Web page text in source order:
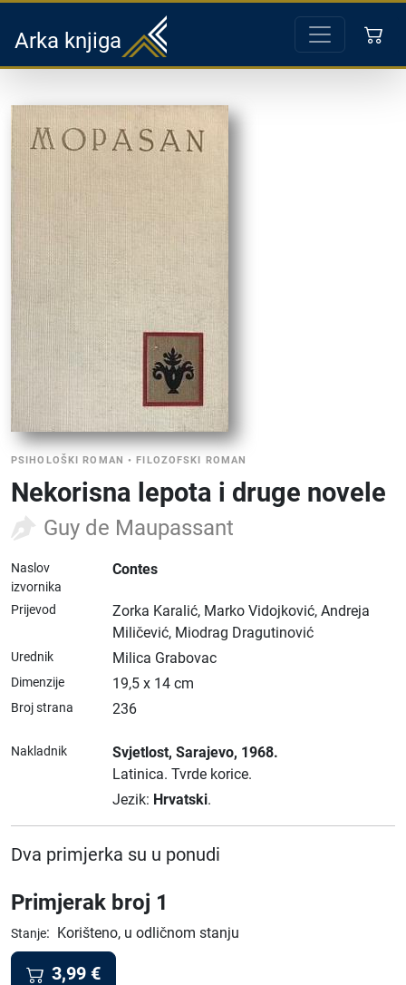
Arka knjiga
PSIHOLOŠKI ROMAN •FILOZOFSKI ROMAN
Nekorisna lepota i druge novele
Guy de Maupassant
Naslov
izvornika
Contes
Prijevod
Zorka Karalić, Marko Vidojković, Andreja
Miličević, Miodrag Dragutinović
Urednik Milica Grabovac
Dimenzije 19,5 x 14 cm
Broj strana 236
Nakladnik Svjetlost, Sarajevo, 1968.
Latinica. Tvrde korice.
Jezik: Hrvatski.
Dva primjerka su u ponudi
Primjerak broj 1
Stanje: Korišteno, u odličnom stanju
3,99 €